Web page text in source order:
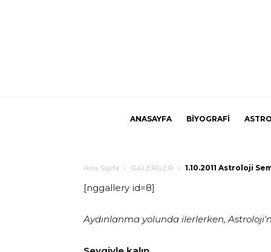
ANASAYFA BİYOGRAFİ
Ana Sayfa GALERİLER 1.10.2011 Astroloji
[nggallery id=8]
Aydınlanma yolunda ilerlerken,